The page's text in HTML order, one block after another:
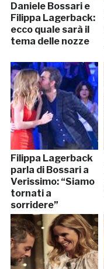
Daniele Bossari e
Filippa Lagerback:
ecco quale sarà il
tema delle nozze
Filippa Lagerback
parla di Bossari a
Verissimo: “Siamo
tornati a
sorridere”